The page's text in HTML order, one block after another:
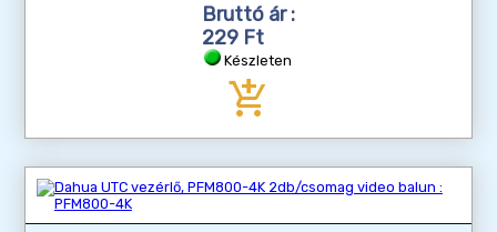
Bruttó ár :
229 Ft
Készleten
add_shopping_cart